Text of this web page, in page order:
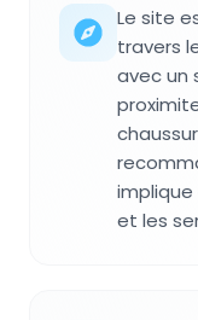
Le site
travers
avec un
implique
et les